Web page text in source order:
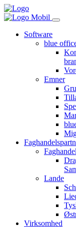
Software
blue
Emner
Lande
Virksomhed